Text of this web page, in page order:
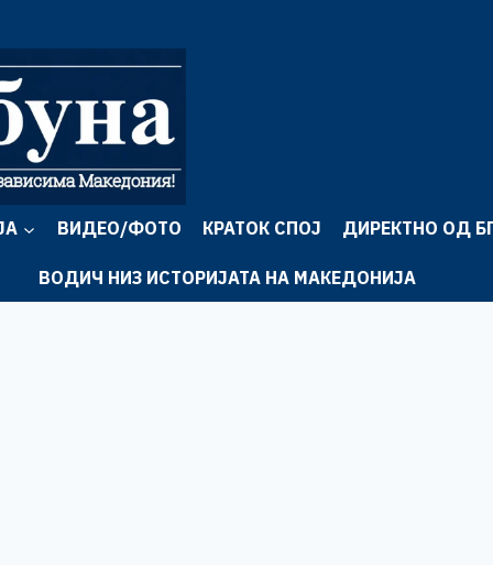
ВИДЕО/ФОТО КРАТОК СПОЈ ДИРЕКТНО ОД
ВОДИЧ НИЗ ИСТОРИЈАТА НА МАКЕДОНИЈА